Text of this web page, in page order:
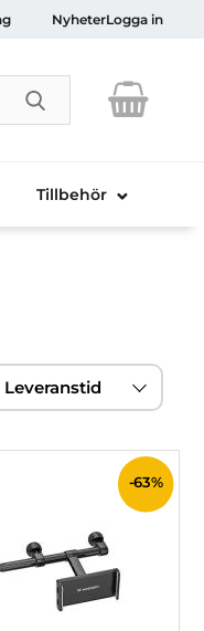
NyheterLogga in
Genomför
Tillbehör
Leveranstid
-63%